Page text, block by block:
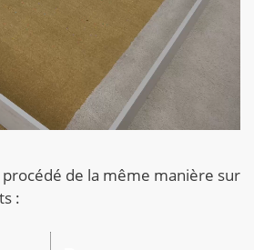
procédé de la même manière sur
: